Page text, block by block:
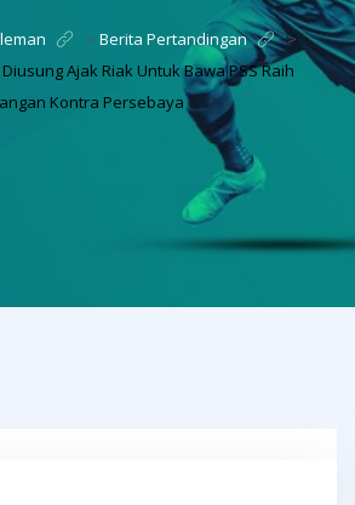
> Berita Pertandingan
>
Ajak Riak Untuk Bawa PSS Raih
Kontra Persebaya